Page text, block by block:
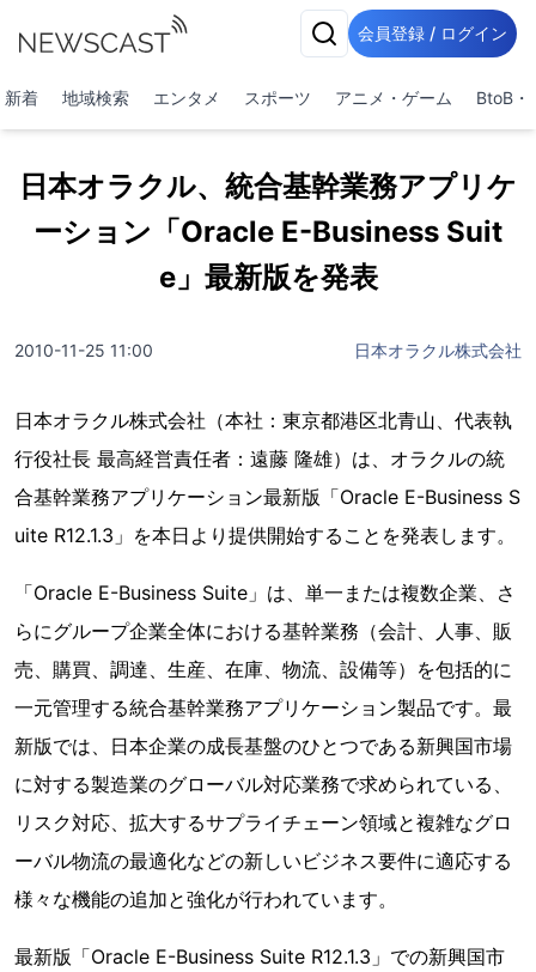
会員登録 / ログイン
新着 地域検索 エンタメ スポーツ アニメ・ゲーム BtoB・
日本オラクル、統合基幹業務アプリケ
ーション「Oracle E-Business Suit
e」最新版を発表
2010-11-25 11:00 日本オラクル株式会社
日本オラクル株式会社（本社：東京都港区北青山、代表執
行役社長 最高経営責任者：遠藤 隆雄）は、オラクルの統
合基幹業務アプリケーション最新版「Oracle E-Business S
uite R12.1.3」を本日より提供開始することを発表します。
「Oracle E-Business Suite」は、単一または複数企業、さ
らにグループ企業全体における基幹業務（会計、人事、販
売、購買、調達、生産、在庫、物流、設備等）を包括的に
一元管理する統合基幹業務アプリケーション製品です。最
新版では、日本企業の成長基盤のひとつである新興国市場
に対する製造業のグローバル対応業務で求められている、
リスク対応、拡大するサプライチェーン領域と複雑なグロ
ーバル物流の最適化などの新しいビジネス要件に適応する
様々な機能の追加と強化が行われています。
最新版「Oracle E-Business Suite R12.1.3」での新興国市